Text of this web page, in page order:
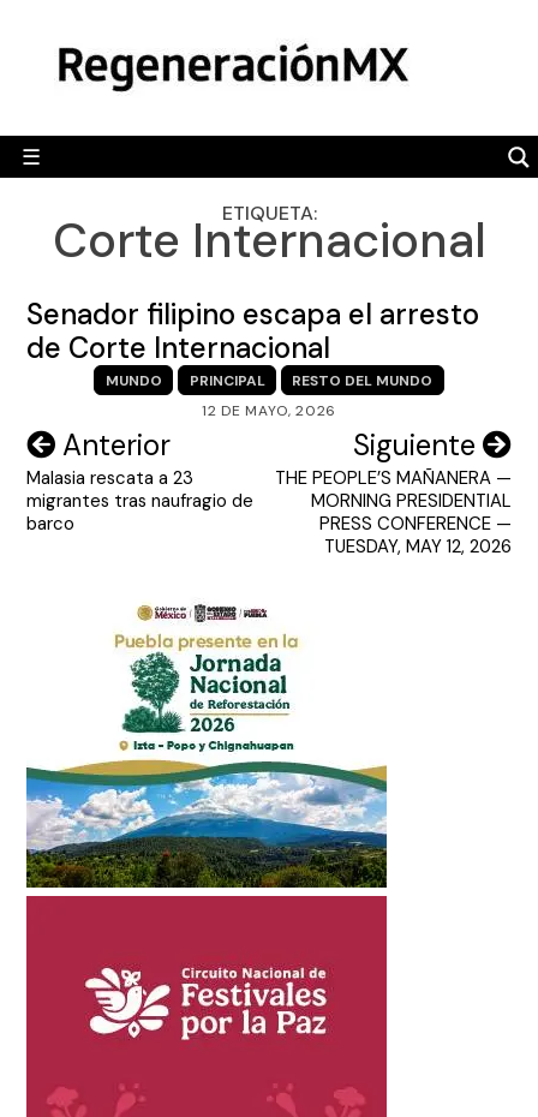
content
☰
POLÍTICA
CAMALEÓN
OPINIÓN
ENGLISH SECTION
VIDEOS
ETIQUETA:
Corte Internacional
Senador filipino escapa el arresto
de Corte Internacional
MUNDO PRINCIPAL
RESTO DEL MUNDO
12 DE MAYO, 2026
Navegación
de
entradas
Anterior
Malasia rescata a 23
migrantes tras naufragio de
barco
Siguiente
THE PEOPLE’S MAÑANERA —
MORNING PRESIDENTIAL
PRESS CONFERENCE —
TUESDAY, MAY 12, 2026